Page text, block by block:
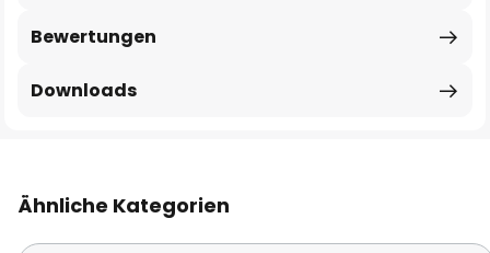
Bewertungen
Downloads
Ähnliche Kategorien